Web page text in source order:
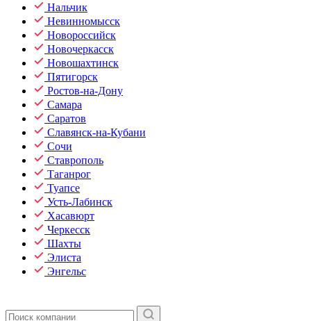
Нальчик
Невинномысск
Новороссийск
Новочеркасск
Новошахтинск
Пятигорск
Ростов-на-Дону
Самара
Саратов
Славянск-на-Кубани
Сочи
Ставрополь
Таганрог
Туапсе
Усть-Лабинск
Хасавюрт
Черкесск
Шахты
Элиста
Энгельс